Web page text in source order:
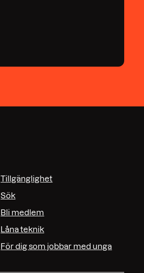
Tillgänglighet
Sök
Bli medlem
Låna teknik
För dig som jobbar med unga